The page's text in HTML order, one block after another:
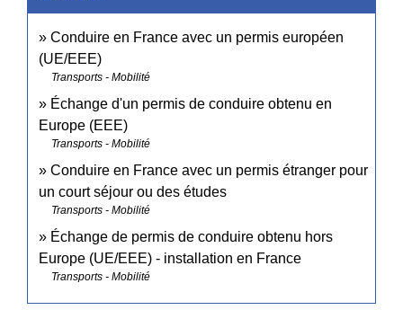
Conduire en France avec un permis européen
(UE/EEE)
Transports - Mobilité
Échange d'un permis de conduire obtenu en
Europe (EEE)
Transports - Mobilité
Conduire en France avec un permis étranger pour
un court séjour ou des études
Transports - Mobilité
Échange de permis de conduire obtenu hors
Europe (UE/EEE) - installation en France
Transports - Mobilité